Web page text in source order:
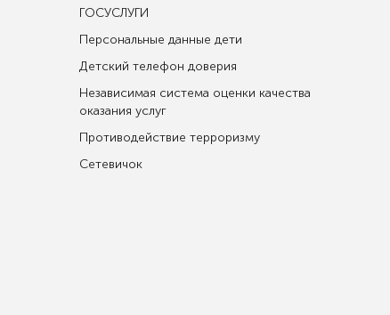
ГОСУСЛУГИ
Персональные данные дети
Детский телефон доверия
Независимая система оценки качества
оказания услуг
Противодействие терроризму
Сетевичок